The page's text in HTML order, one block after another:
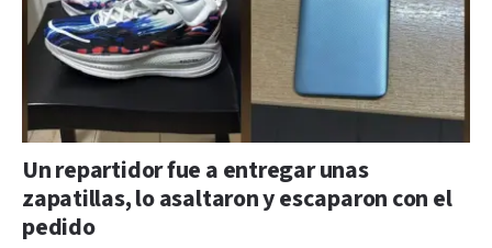
Un repartidor fue a entregar unas
zapatillas, lo asaltaron y escaparon con el
pedido